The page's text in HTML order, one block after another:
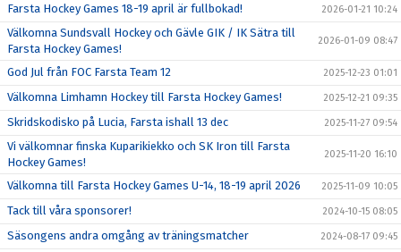
Farsta Hockey Games 18-19 april är fullbokad! 2026-01-21 10:24
Välkomna Sundsvall Hockey och Gävle GIK / IK Sätra till
Farsta Hockey Games!
2026-01-09 08:47
God Jul från FOC Farsta Team 12 2025-12-23 01:01
Välkomna Limhamn Hockey till Farsta Hockey Games! 2025-12-21 09:35
Skridskodisko på Lucia, Farsta ishall 13 dec 2025-11-27 09:54
Vi välkomnar finska Kuparikiekko och SK Iron till Farsta
Hockey Games!
2025-11-20 16:10
Välkomna till Farsta Hockey Games U-14, 18-19 april 2026 2025-11-09 10:05
Tack till våra sponsorer! 2024-10-15 08:05
Säsongens andra omgång av träningsmatcher 2024-08-17 09:45